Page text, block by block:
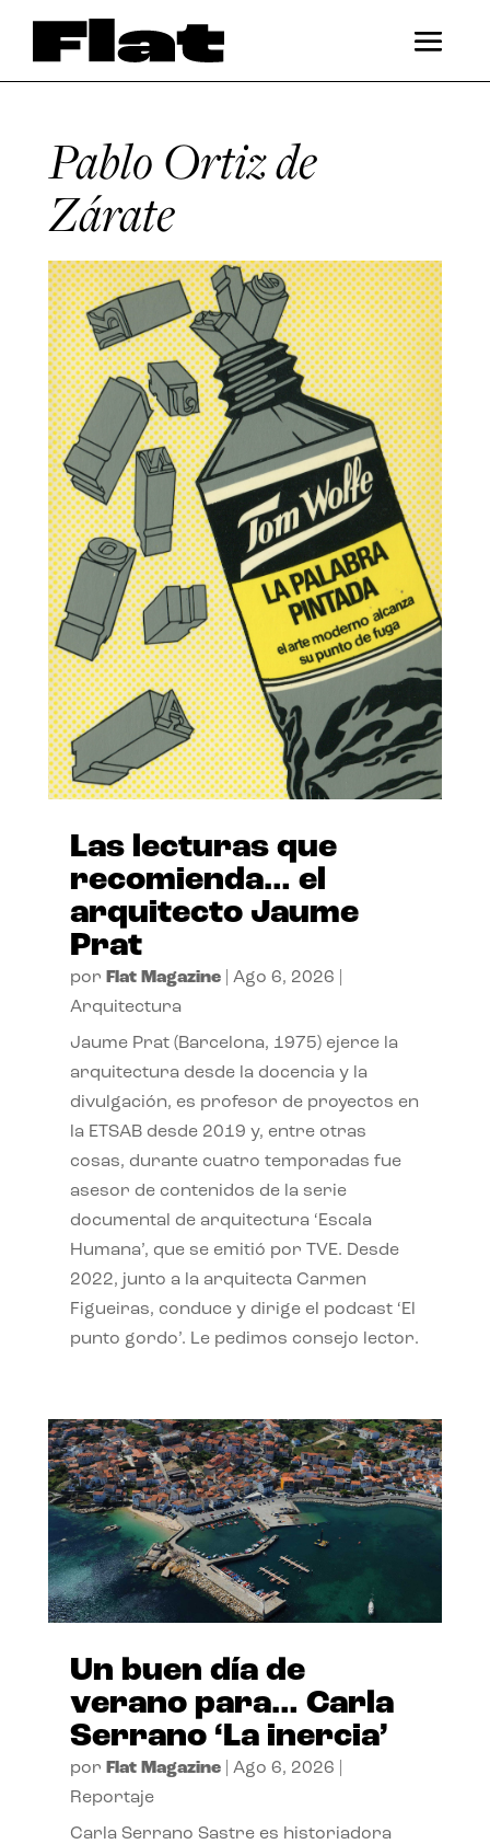
Pablo Ortiz de
Zárate
Las lecturas que
recomienda… el
arquitecto Jaume
Prat
por Flat Magazine| Ago 6, 2026
Arquitectura
Jaume Prat (Barcelona, 1975) ejerce la
arquitectura desde la docencia y la
divulgación, es profesor de proyectos en
la ETSAB desde 2019 y, entre otras
cosas, durante cuatro temporadas fue
asesor de contenidos de la serie
documental de arquitectura ‘Escala
Humana’, que se emitió por TVE. Desde
2022, junto a la arquitecta Carmen
Figueiras, conduce y dirige el podcast ‘El
punto gordo’. Le pedimos consejo lector.
Un buen día de
verano para… Carla
Serrano ‘La inercia’
por Flat Magazine| Ago 6, 2026
Reportaje
Carla Serrano Sastre es historiadora